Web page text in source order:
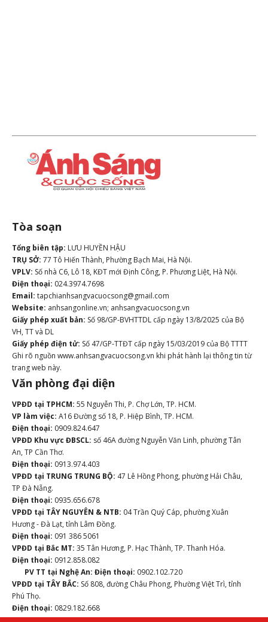
Tòa soạn
Tổng biên tập: LƯU HUYỀN HẬU
TRỤ SỞ: 77 Tô Hiến Thành, Phường Bạch Mai, Hà Nội.
VPLV: Số nhà C6, Lô 18, KĐT mới Định Công, P. Phương Liệt, Hà Nội.
Điện thoại: 024.3974.7698
Email: tapchianhsangvacuocsong@gmail.com
Website: anhsangonline.vn; anhsangvacuocsong.vn
Giấy phép xuất bản: Số 98/GP-BVHTTDL cấp ngày 13/8/2025 của Bộ
VH, TT và DL
Giấy phép điện tử: Số 47/GP-TTĐT cấp ngày 15/03/2019 của Bộ TTTT
Ghi rõ nguồn www.anhsangvacuocsong.vn khi phát hành lại thông tin từ
trang web này.
Văn phòng đại diện
VPĐD tại TPHCM: 55 Nguyễn Thi, P. Chợ Lớn, TP. HCM.
VP làm việc: A16 Đường số 18, P. Hiệp Bình, TP. HCM.
Điện thoại: 0909.824.647
VPĐD Khu vực ĐBSCL: số 46A đường Nguyễn Văn Linh, phường Tân
An, TP Cần Thơ.
Điện thoại: 0913.974.403
VPĐD tại TRUNG TRUNG BỘ: 47 Lê Hồng Phong, phường Hải Châu,
TP Đà Nẵng.
Điện thoại: 0935.656.678
VPĐD tại TÂY NGUYÊN & NTB: 04 Trần Quý Cáp, phường Xuân
Hương - Đà Lạt, tỉnh Lâm Đồng.
Điện thoại: 091 386 5061
VPĐD tại Bắc MT: 35 Tân Hương, P. Hạc Thành, TP. Thanh Hóa.
Điện thoại: 0912.858.082
PV TT tại Nghệ An: Điện thoại: 0902.102.720
VPĐD tại TÂY BẮC: Số 808, đường Châu Phong, Phường Việt Trì, tỉnh
Phú Thọ.
Điện thoại: 0829.182.668